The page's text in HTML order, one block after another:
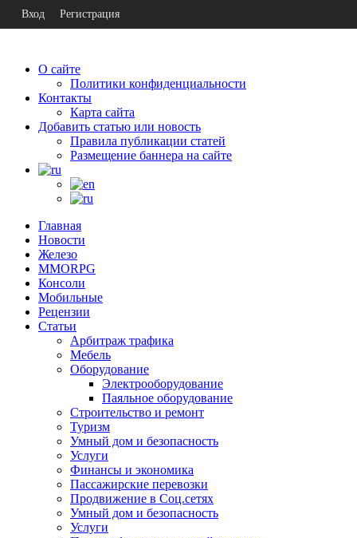
О сайте
Политики конфиденциальности
Контакты
Карта сайта
Добавить статью или новость
Правила публикации статей
Размещение баннера на сайте
Главная
Новости
Железо
MMORPG
Консоли
Мобильные
Рецензии
Статьи
Арбитраж трафика
Мебель
Оборудование
Электрооборудование
Паяльное оборудование
Строительство и ремонт
Туризм
Умный дом и безопасность
Услуги
Финансы и экономика
Пассажирские перевозки
Продвижение в Соц.сетях
Умный дом и безопасность
Услуги
Вход Регистрация